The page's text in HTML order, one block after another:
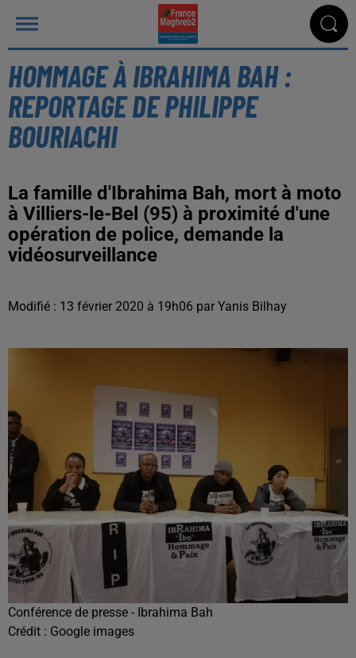
HOMMAGE À IBRAHIMA BAH :
REPORTAGE DE PHILIPPE
BOURIACHI
La famille d'Ibrahima Bah, mort à moto
à Villiers-le-Bel (95) à proximité d'une
opération de police, demande la
vidéosurveillance
Modifié : 13 février 2020 à 19h06 par Yanis Bilhay
Conférence de presse - Ibrahima Bah
Crédit : Google images